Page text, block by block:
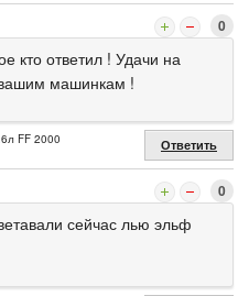
0
кто ответил ! Удачи на
вашим машинкам !
FF 2000
Ответить
0
сейчас лью эльф